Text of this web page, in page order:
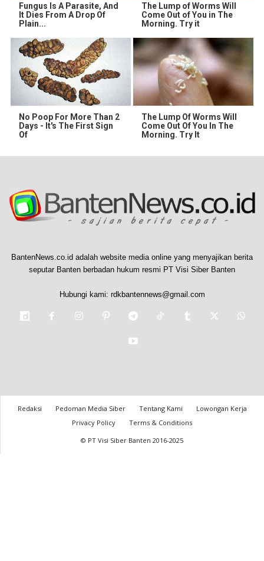
Fungus Is A Parasite, And
It Dies From A Drop Of
Plain...
The Lump of Worms Will
Come Out of You in The
Morning. Try it
No Poop For More Than 2
Days - It's The First Sign
Of
The Lump Of Worms Will
Come Out Of You In The
Morning. Try It
BantenNews.co.id adalah website media online yang menyajikan berita
seputar Banten berbadan hukum resmi PT Visi Siber Banten
Hubungi kami: rdkbantennews@gmail.com
Redaksi Pedoman Media Siber Tentang Kami
Lowongan Kerja
Privacy Policy
Terms & Conditions
© PT Visi Siber Banten 2016-2025